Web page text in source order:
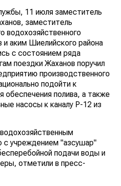
11 июля заместитель
заместитель
водохозяйственного
аким Шиелийского района
с состоянием ряда
поездки Жаханов поручил
производственного
подойти к
полива, а также
насосы к каналу Р-12 из
учреждением "Қазсушар"
подачи воды и
отметили в пресс-